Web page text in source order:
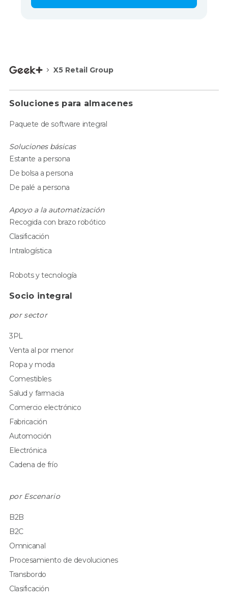
X5 Retail Group
Soluciones para almacenes
Paquete de software integral
Soluciones básicas
Estante a persona
De bolsa a persona
De palé a persona
Apoyo a la automatización
Recogida con brazo robótico
Clasificación
Intralogística
Robots y tecnología
Socio integral
por sector
3PL
Venta al por menor
Ropa y moda
Comestibles
Salud y farmacia
Comercio electrónico
Fabricación
Automoción
Electrónica
Cadena de frío
por Escenario
B2B
B2C
Omnicanal
Procesamiento de devoluciones
Transbordo
Clasificación